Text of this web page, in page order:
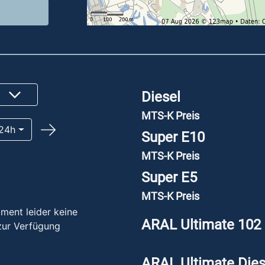
Diesel
MTS-K Preis
Super E10
MTS-K Preis
Super E5
MTS-K Preis
ARAL Ultimate 102
leider keine
Verfügung